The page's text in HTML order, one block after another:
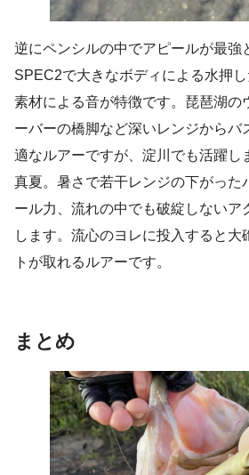
逆にペンシルの中でアピールが最強
SPEC2で大きなボディによる水押
素材による音が特徴です。琵琶湖の
ーバーの橋脚など深いレンジからバ
適なルアーですが、淀川でも活躍し
真夏。暑さで若干レンジの下がった
ール力、流れの中でも破綻しないア
します。流心のヨレに投入すると大
トが取れるルアーです。
まとめ